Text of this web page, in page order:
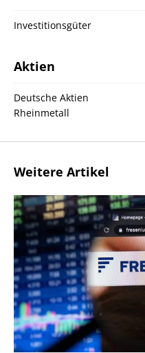
Investitionsgüter
Aktien
Deutsche Aktien
Rheinmetall
Weitere Artikel